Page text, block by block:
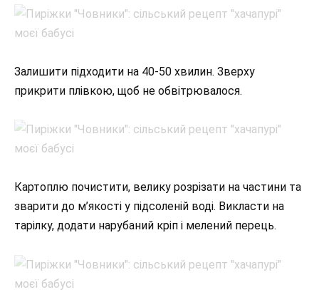
Залишити підходити на 40-50 хвилин. Зверху
прикрити плівкою, щоб не обвітрювалося.
Картоплю почистити, велику розрізати на частини та
зварити до м’якості у підсоленій воді. Викласти на
тарілку, додати нарубаний кріп і мелений перець.